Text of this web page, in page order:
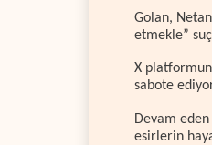
Golan,
etmekle”
X
sabote
Devam
esirlerin